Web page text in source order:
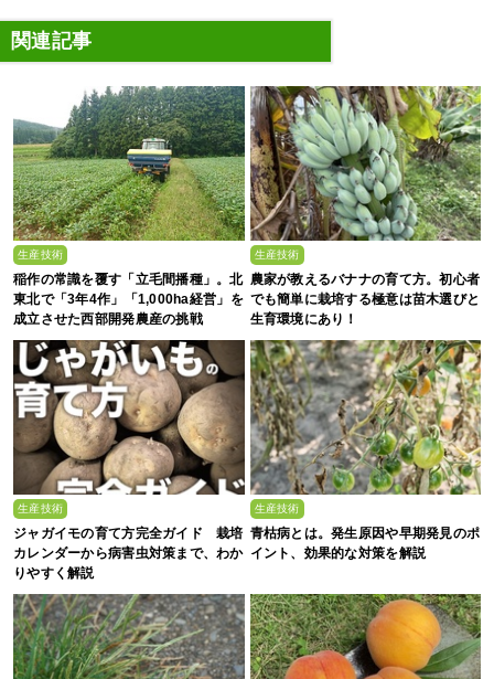
関連記事
生産技術
稲作の常識を覆す「立毛間播種」。北
東北で「3年4作」「1,000ha経営」を
成立させた西部開発農産の挑戦
生産技術
農家が教えるバナナの育て方。初心者
でも簡単に栽培する極意は苗木選びと
生育環境にあり！
生産技術
ジャガイモの育て方完全ガイド 栽培
カレンダーから病害虫対策まで、わか
りやすく解説
生産技術
青枯病とは。発生原因や早期発見のポ
イント、効果的な対策を解説